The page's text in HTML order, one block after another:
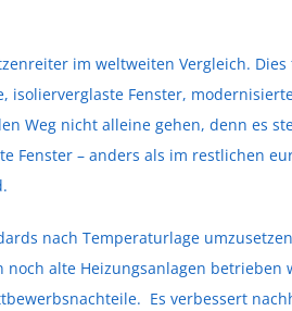
im weltweiten Vergleich.
Fenster,
Weg nicht alleine gehen, denn es
Fenster – anders als im restlichen
nach Temperaturlage
alte Heizungsanlagen
Es verbessert